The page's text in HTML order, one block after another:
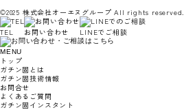
©2025 株式会社オーエヌグループ All rights reserved.
TEL
お問い合わせ LINEでご相談
MENU
トップ
ガチン固とは
ガチン固技術情報
お問合せ
よくあるご質問
ガチン固インスタント